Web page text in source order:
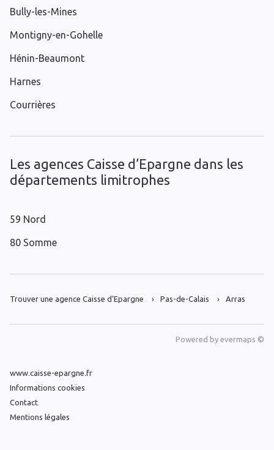
Bully-les-Mines
Montigny-en-Gohelle
Hénin-Beaumont
Harnes
Courrières
Les agences Caisse d’Epargne dans les
départements limitrophes
59 Nord
80 Somme
Trouver une agence Caisse d’Epargne Pas-de-Calais Arras
Powered by evermaps ©
www.caisse-epargne.fr
Informations cookies
Contact
Mentions légales